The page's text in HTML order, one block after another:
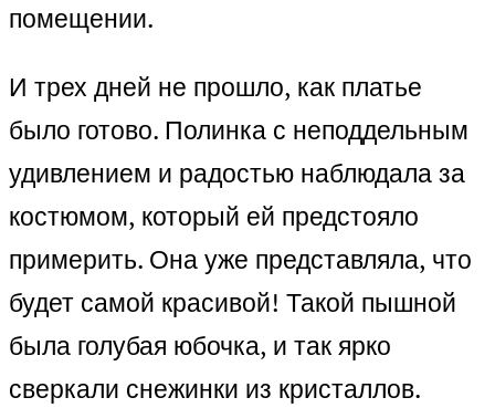
помещении.
И трех дней не прошло, как платье
было готово. Полинка с неподдельным
удивлением и радостью наблюдала за
костюмом, который ей предстояло
примерить. Она уже представляла, что
будет самой красивой! Такой пышной
была голубая юбочка, и так ярко
сверкали снежинки из кристаллов.